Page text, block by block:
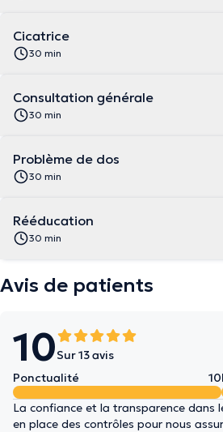
Cicatrice
30 min
Consultation générale
30 min
Problème de dos
30 min
Rééducation
30 min
Avis de patients
10Sur 13 avis
Ponctualité
10
La confiance et la transparence dans
en place des contrôles pour nous